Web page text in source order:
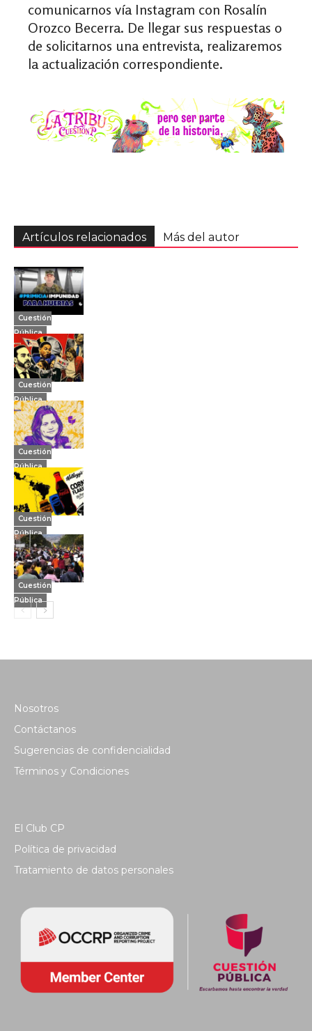
comunicarnos vía Instagram con Rosalín
Orozco Becerra. De llegar sus respuestas o
de solicitarnos una entrevista, realizaremos
la actualización correspondiente.
Artículos relacionados Más del autor
Cuestión
Pública
Cuestión
Pública
Cuestión
Pública
Cuestión
Pública
Cuestión
Pública
Nosotros
Contáctanos
Sugerencias de confidencialidad
Términos y Condiciones
El Club CP
Política de privacidad
Tratamiento de datos personales